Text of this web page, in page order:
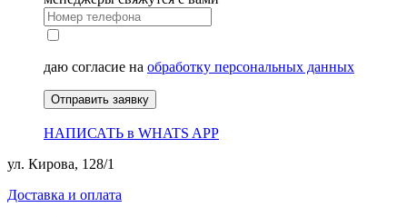
даю согласие на обработку персональных данных
Отправить заявку
НАПИСАТЬ в WHATS APP
ул. Кирова, 128/1
Доставка и оплата